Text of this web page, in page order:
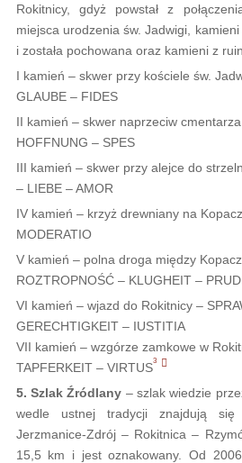
Rokitnicy, gdyż powstał z
miejsca urodzenia św. Jadwigi,
i została pochowana oraz kamieni z
I kamień – skwer przy kościele św.
GLAUBE – FIDES
II kamień – skwer naprzeciw
HOFFNUNG – SPES
III kamień – skwer przy alejce do
– LIEBE – AMOR
IV kamień – krzyż drewniany na
MODERATIO
V kamień – polna droga między
ROZTROPNOŚĆ – KLUGHEIT –
VI kamień – wjazd do Rokitnicy –
GERECHTIGKEIT – IUSTITIA
VII kamień – wzgórze zamkowe w
TAPFERKEIT – VIRTUS3
5. Szlak Źródlany – szlak wiedzie
wedle ustnej tradycji znajdują się
Jerzmanice-Zdrój – Rokitnica –
15,5 km i jest oznakowany. Od